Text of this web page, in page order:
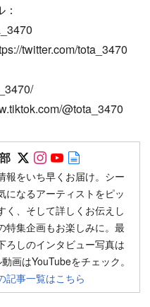
twitter.com/tota_3470
@tota_3470
Follow on SNS
Follow on SNS
Follow on
報をいち早くお届け。シー
になるアーティストをピッ
く、そして詳しくお伝えし
特集企画もお楽しみに。最
ろしのインタビュー写真は
画はYouTubeをチェック。
記事一覧はこちら